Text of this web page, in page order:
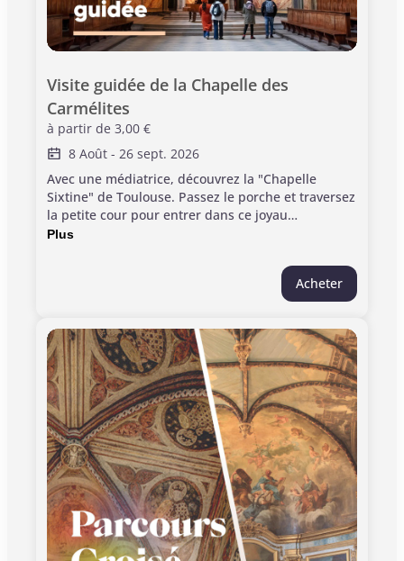
Visite guidée de la Chapelle des
Carmélites
à partir de 3,00 €
8 Août - 26 sept. 2026
Avec une médiatrice, découvrez la "Chapelle
Sixtine" de Toulouse. Passez le porche et traversez
la petite cour pour entrer dans ce joyau
d'architecture baroque. Informations pratiques :
(31000 Toulouse) > Durée de la visite guidée : 1h00
> Conseillé à partir de 12 ans > Billetterie sur site :
NON / réservation obligatoire sur la billetterie en
départ de la visite. > Ponctualité requise, les
visites commencent à l'heure > Information : 06 17
97 28 86 ou 05 62 27 45 20 ou 05 61 22 23 81
L'entrée au monument est incluse dans ce billet.
Plus
Acheter